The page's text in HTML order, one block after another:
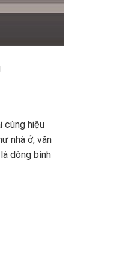
cùng hiệu
nhà ở, văn
dòng bình